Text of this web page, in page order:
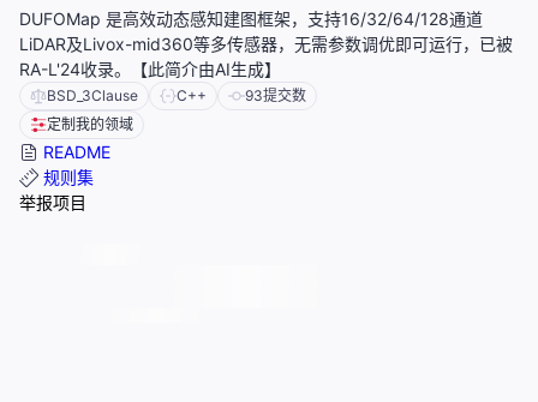
DUFOMap 是高效动态感知建图框架，支持16/32/64/128通道
LiDAR及Livox-mid360等多传感器，无需参数调优即可运行，已被
RA-L'24收录。【此简介由AI生成】
BSD_3Clause C++ 93提交数
定制我的领域
README
规则集
举报项目